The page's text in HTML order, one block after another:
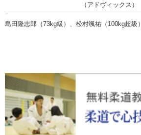
（アドヴィックス）
島田隆志郎（73kg級）、松村颯祐 （100kg超級）